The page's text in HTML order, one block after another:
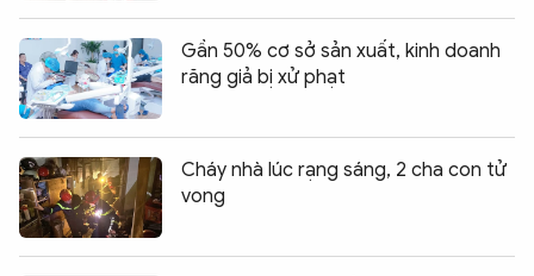
Gần 50% cơ sở sản xuất, kinh doanh
răng giả bị xử phạt
Cháy nhà lúc rạng sáng, 2 cha con tử
vong